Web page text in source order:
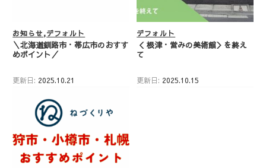
お知らせ デフォルト
＼北海道釧路市・帯広市のおすす
めポイント／
更新日: 2025.10.21
デフォルト
＜ 根津・営みの美術館＞を終え
て
更新日: 2025.10.15